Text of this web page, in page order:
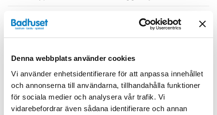
Denna webbplats använder cookies
Vi använder enhetsidentifierare för att anpassa innehållet
och annonserna till användarna, tillhandahålla funktioner
för sociala medier och analysera vår trafik. Vi
vidarebefordrar även sådana identifierare och annan
Serie
MPN: 900625-22
Dokument